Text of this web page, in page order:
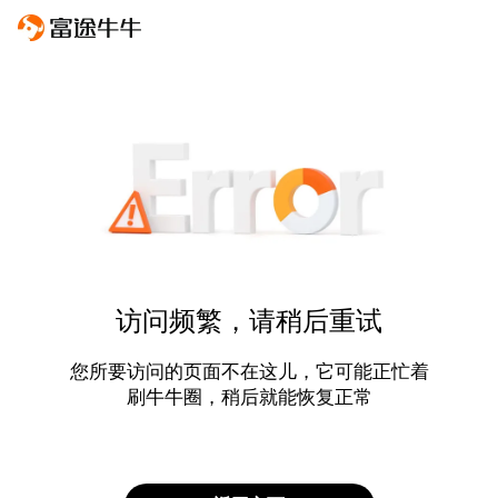
访问频繁，请稍后重试
您所要访问的页面不在这儿，它可能正忙着
刷牛牛圈，稍后就能恢复正常